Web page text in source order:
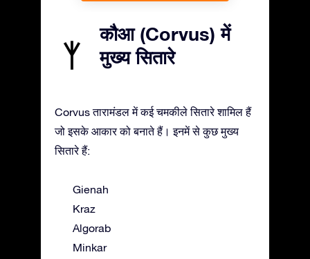
कौआ (Corvus) में
मुख्य सितारे
Corvus तारामंडल में कई चमकीले सितारे शामिल हैं
जो इसके आकार को बनाते हैं। इनमें से कुछ मुख्य
सितारे हैं:
Gienah
Kraz
Algorab
Minkar